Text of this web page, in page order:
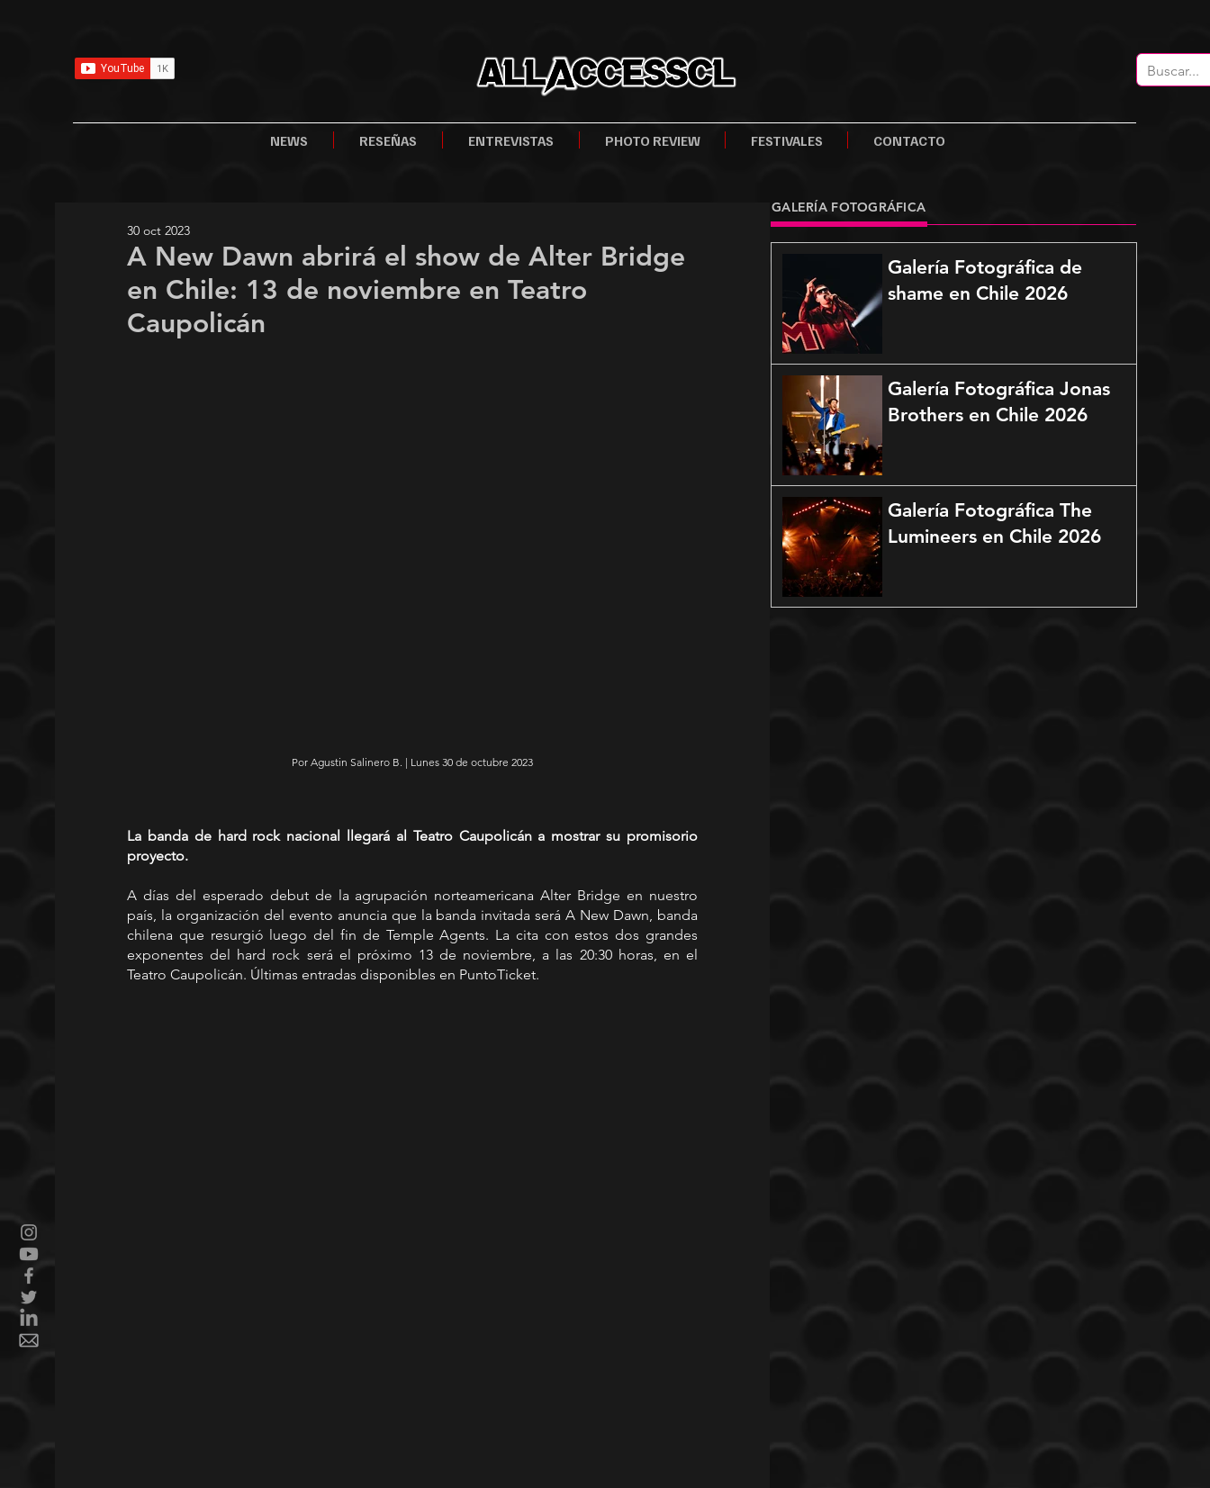
NEWS RESEÑAS ENTREVISTAS PHOTO REVIEW FESTIVALES CONTACTO
A New Dawn abrirá el show de Alter Bridge
en Chile: 13 de noviembre en Teatro
Caupolicán
30 oct 2023
Por Agustin Salinero B. | Lunes 30 de octubre 2023
La banda de hard rock nacional llegará al Teatro Caupolicán a mostrar su promisorio
proyecto.
A días del esperado debut de la agrupación norteamericana Alter Bridge en nuestro
país, la organización del evento anuncia que la banda invitada será A New Dawn, banda
chilena que resurgió luego del fin de Temple Agents. La cita con estos dos grandes
exponentes del hard rock será el próximo 13 de noviembre, a las 20:30 horas, en el
Teatro Caupolicán. Últimas entradas disponibles en PuntoTicket.
GALERÍA FOTOGRÁFICA
Galería Fotográfica de
shame en Chile 2026
Galería Fotográfica Jonas
Brothers en Chile 2026
Galería Fotográfica The
Lumineers en Chile 2026